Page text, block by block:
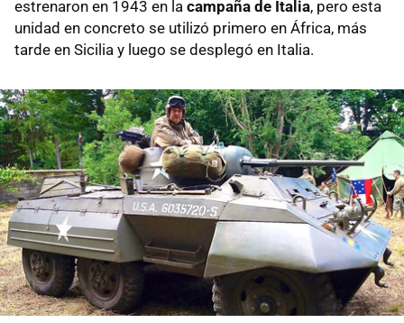
estrenaron en 1943 en la campaña de Italia, pero esta
unidad en concreto se utilizó primero en África, más
tarde en Sicilia y luego se desplegó en Italia.